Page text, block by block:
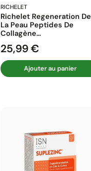
RICHELET
Richelet Regeneration De
La Peau Peptides De
Collagène...
Prix
25,99 €
Ajouter au panier